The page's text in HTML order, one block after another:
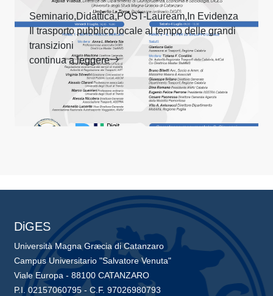
Seminario,Didattica,POST-Lauream,In Evidenza
Il trasporto pubblico locale al tempo delle grandi
transizioni
continua a leggere
DiGES
Università Magna Græcia di Catanzaro
Campus Universitario "Salvatore Venuta"
Viale Europa - 88100 CATANZARO
P.I. 02157060795 - C.F. 97026980793